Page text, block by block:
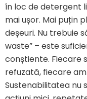
în loc de detergent
mai ușor. Mai puțin
deșeuri. Nu trebuie
waste” – este
conștiente. Fiecare
refuzată, fiecare
Sustenabilitatea nu